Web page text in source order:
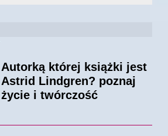
Autorką której książki jest
Astrid Lindgren? poznaj
życie i twórczość